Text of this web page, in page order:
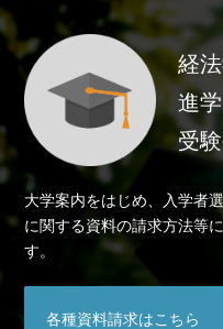
経
進
受
大学案内をはじめ、入学者
に関する資料の請求方法等
す。
各種資料請求はこちら